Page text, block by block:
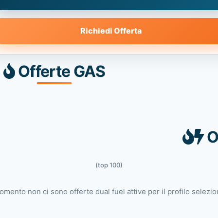
Richiedi Offerta
Offerte GAS
(top 100)
non ci sono offerte dual fuel attive per il profilo